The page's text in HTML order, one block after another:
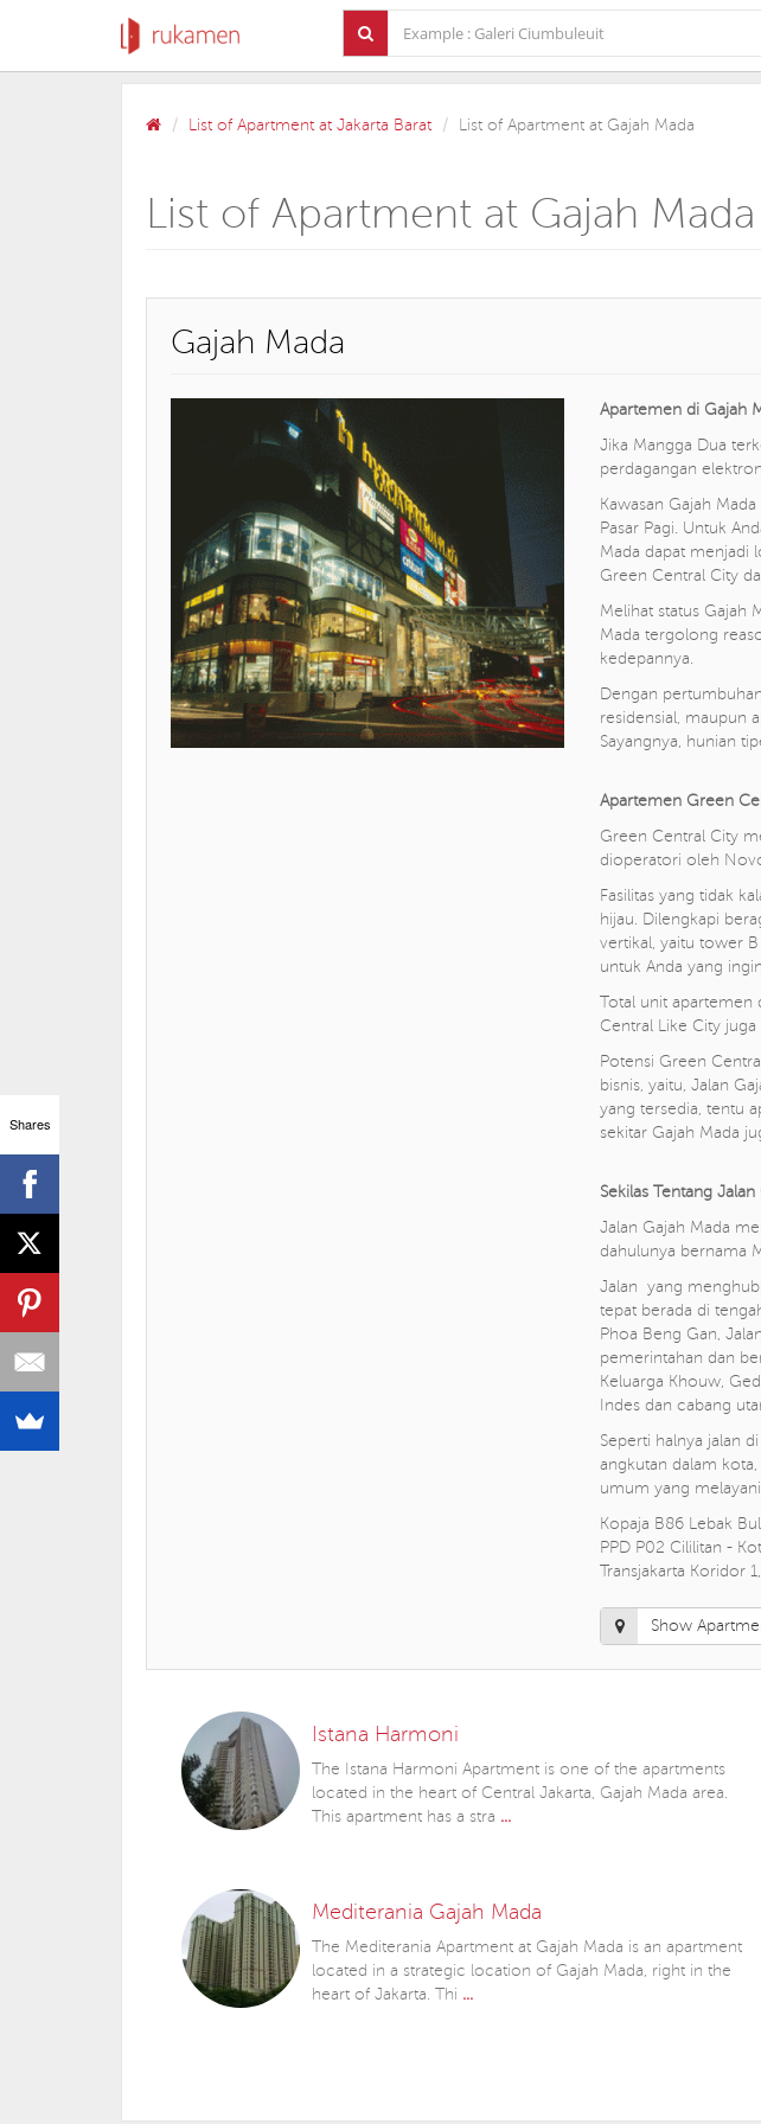
List of Apartment at Jakarta Barat List of Apartment at Gajah Mada
List of Apartment at Gajah Mada
Gajah Mada
Apartemen di Gajah
Jika Mangga Dua
perdagangan
Kawasan Gajah
Pasar Pagi. Untuk
Mada dapat menjadi
Green Central City
Melihat status Gajah
Mada tergolong
kedepannya.
Dengan
residensial, maupun
Sayangnya, hunian
Apartemen Green
Green Central City
dioperatori oleh
Fasilitas yang tidak
hijau. Dilengkapi
vertikal, yaitu tower
untuk Anda yang
Total unit apartemen
Central Like City
Potensi Green
bisnis, yaitu, Jalan
yang tersedia, tentu
sekitar Gajah Mada
Sekilas Tentang
Jalan Gajah Mada
dahulunya bernama
Jalan yang
tepat berada di
Phoa Beng Gan,
pemerintahan dan
Keluarga Khouw,
Indes dan cabang
Seperti halnya jalan
angkutan dalam
umum yang
Kopaja B86 Lebak
PPD P02 Cililitan -
Transjakarta Koridor
Show
Istana Harmoni
The Istana Harmoni Apartment is one of the apartments
located in the heart of Central Jakarta, Gajah Mada area.
This apartment has a stra ...
Mediterania Gajah Mada
The Mediterania Apartment at Gajah Mada is an apartment
located in a strategic location of Gajah Mada, right in the
heart of Jakarta. Thi ...
Shares